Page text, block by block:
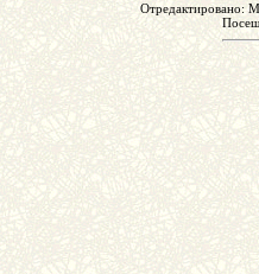
Отредактировано: